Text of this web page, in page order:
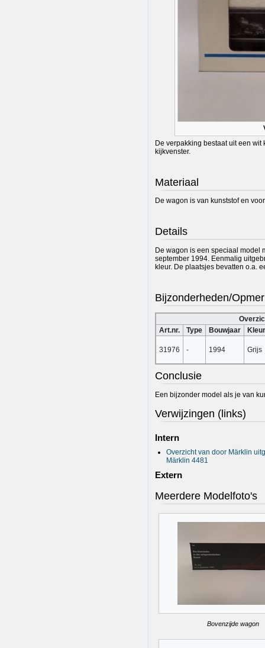
De verpakking bestaat uit een
kijkvenster.
Materiaal
De wagon is van kunststof en
Details
De wagon is een speciaal model
september 1994. Eenmalig
kleur. De plaatsjes bevatten o.a.
Bijzonderheden/
Art.nr.
Type Bouwjaar Kleur
31976 - 1994 Grijs
Conclusie
Een bijzonder model als je van
Verwijzingen (links)
Intern
Overzicht van door Märklin
Märklin 4481
Extern
Meerdere Modelfoto's
Bovenzijde wagon